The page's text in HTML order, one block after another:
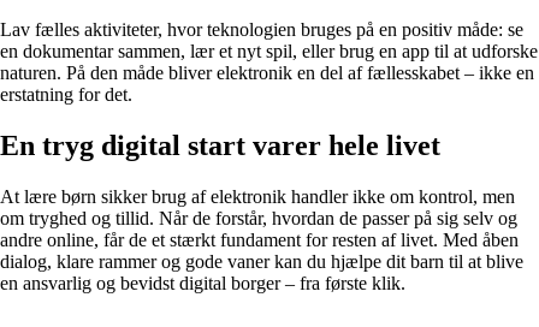
Lav fælles aktiviteter, hvor teknologien bruges på en positiv måde: se
en dokumentar sammen, lær et nyt spil, eller brug en app til at udforske
naturen. På den måde bliver elektronik en del af fællesskabet – ikke en
erstatning for det.
En tryg digital start varer hele livet
At lære børn sikker brug af elektronik handler ikke om kontrol, men
om tryghed og tillid. Når de forstår, hvordan de passer på sig selv og
andre online, får de et stærkt fundament for resten af livet. Med åben
dialog, klare rammer og gode vaner kan du hjælpe dit barn til at blive
en ansvarlig og bevidst digital borger – fra første klik.